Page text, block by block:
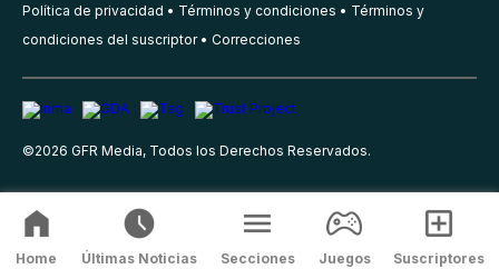
Política de privacidad Términos y condiciones
Términos y
condiciones del suscriptor
Correcciones
©2026 GFR Media, Todos los Derechos Reservados.
Home Últimas Noticias Secciones Juegos Suscriptores